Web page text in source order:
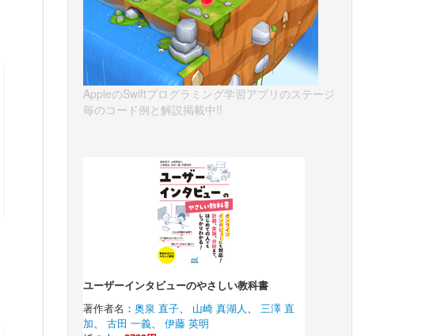
AppleのSwiftプログラミング学習アプリのステージ
毎のコード例と解説掲載中!!